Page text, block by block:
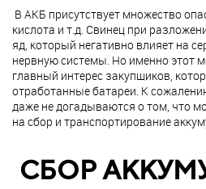
В АКБ присутствует множество
кислота и т.д. Свинец при
яд, который негативно влияет на
нервную системы. Но именно этот
главный интерес закупщиков,
отработанные батареи. К
даже не догадываются о том, что
на сбор и транспортирование
СБОР